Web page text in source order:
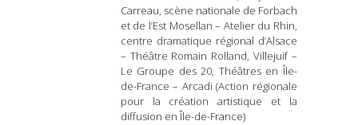
Carreau, scène nationale de Forbach
et de l’Est Mosellan – Atelier du Rhin,
centre dramatique régional d’Alsace
– Théâtre Romain Rolland, Villejuif –
Le Groupe des 20, Théâtres en Île-
de-France – Arcadi (Action régionale
pour la création artistique et la
diffusion en Île-de-France)